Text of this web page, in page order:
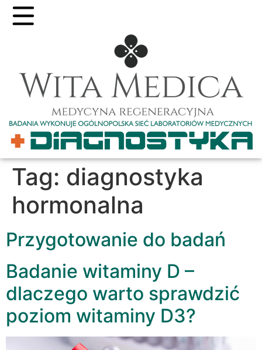
Tag: diagnostyka
hormonalna
Przygotowanie do badań
Badanie witaminy D –
dlaczego warto sprawdzić
poziom witaminy D3?